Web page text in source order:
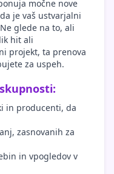
močne nove
je vaš ustvarjalni
glede na to, ali
hit ali
projekt, ta prenova
za uspeh.
in producenti, da
zasnovanih za
in vpogledov v